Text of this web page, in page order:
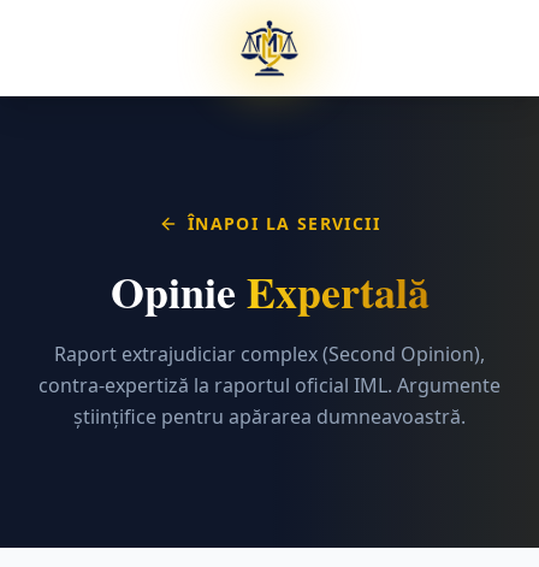
ÎNAPOI LA SERVICII
OpinieExpertală
Raport extrajudiciar complex (Second Opinion),
contra-expertiză la raportul oficial IML. Argumente
științifice pentru apărarea dumneavoastră.